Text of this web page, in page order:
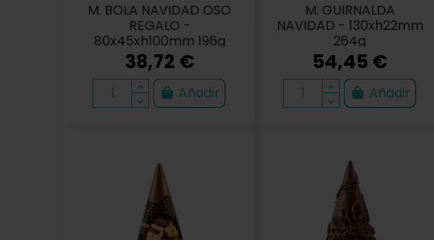
M. BOLA NAVIDAD OSO
REGALO -
80x45xh100mm 196g
38,72 €
Añadir
M. GUIRNALDA
NAVIDAD - 130xh22mm
264g
54,45 €
Añadir